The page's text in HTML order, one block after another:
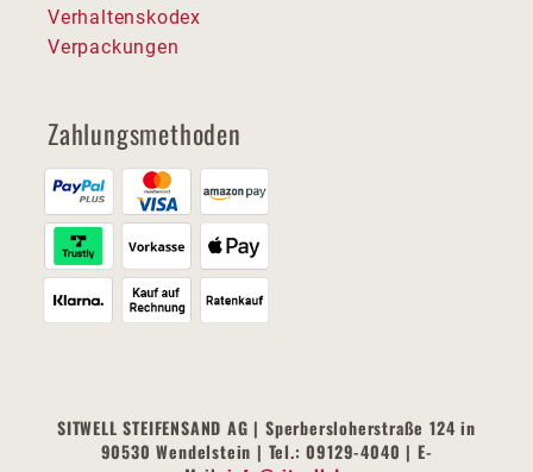
Verhaltenskodex
Verpackungen
Zahlungsmethoden
SITWELL STEIFENSAND AG | Sperbersloherstraße 124 in
90530 Wendelstein | Tel.: 09129-4040 | E-